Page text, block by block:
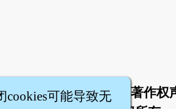
条款 隐私权条款
著作权
cookies可能导致无